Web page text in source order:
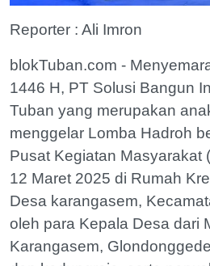
Reporter : Ali Imron
blokTuban.com -
1446 H, PT Solusi Bangun
Tuban yang merupakan
menggelar Lomba Hadroh
Pusat Kegiatan Masyarakat
12 Maret 2025 di Rumah
Desa karangasem,
oleh para Kepala Desa dari
Karangasem,